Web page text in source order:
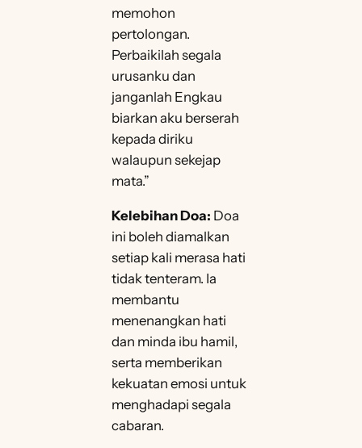
memohon
pertolongan.
Perbaikilah segala
urusanku dan
janganlah Engkau
biarkan aku berserah
kepada diriku
walaupun sekejap
mata.”
Kelebihan Doa: Doa
ini boleh diamalkan
setiap kali merasa hati
tidak tenteram. Ia
membantu
menenangkan hati
dan minda ibu hamil,
serta memberikan
kekuatan emosi untuk
menghadapi segala
cabaran.